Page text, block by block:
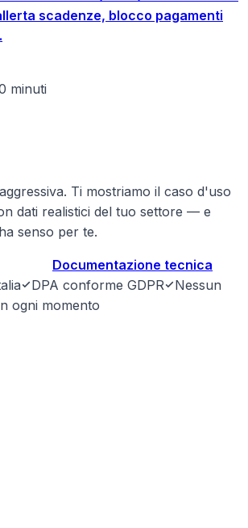
scadenze, blocco pagamenti
minuti
Ti mostriamo il caso d'uso
dati realistici del tuo settore — e
senso per te.
Documentazione tecnica
DPA conforme GDPR
Nessun
ogni momento